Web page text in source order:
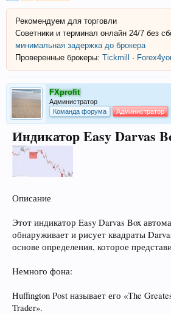
Рекомендуем для торговли
Советники и терминал онлайн 24/7 без
минимальная задержка до брокера
Проверенные брокеры: Tickmill ·
FXprofit
Администратор
Команда форума
Администратор
Индикатор Easy Darvas
Описание
Этот индикатор Easy Darvas Box
обнаруживает и рисует квадраты
основе определения, которое
Немного фона:
Huffington Post называет его «The
Trader».